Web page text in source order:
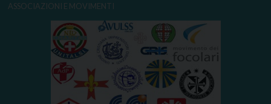
ASSOCIAZIONI E MOVIMENTI